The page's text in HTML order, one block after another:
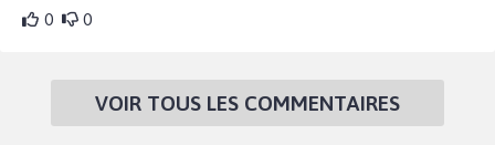
0 0
VOIR TOUS LES COMMENTAIRES